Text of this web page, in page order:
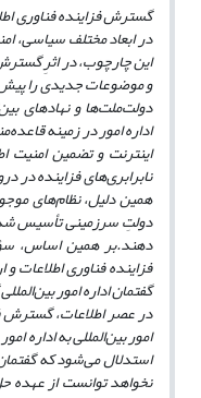
گسترش فزاینده فناوری
در ابعاد مختلف سیاسی،
این چارچوب، در اثرِ
و موضوعات جدیدی را پیش
دولت‌ملت‌ها و نهادهای
‌اداره‌ امور در زمینه‌
اینترنت‌ و تضمین‌ امنیت‌
نابرابری‌های‌ فزاینده‌
همین دلیل، نظام‌های‌
دولتِ سرزمینی تأسیس
دهند.بر همین اساس،
فزاینده فناوری اطلاعات
گفتمان اداره امور
در عصر اطلاعات، گسترش
امور بین‌المللی به اداره
استدلال می‌شود که گفتمان
نخواهد توانست از